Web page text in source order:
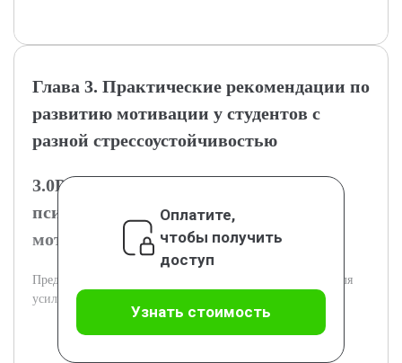
Глава 3. Практические рекомендации по
развитию мотивации у студентов с
разной стрессоустойчивостью
3.0Разработка программ
психологической поддержки и
мотивации
Предлагаются программы психологической поддержки для
усиления мотивации студентов.
Оплатите,
чтобы получить
доступ
Узнать стоимость